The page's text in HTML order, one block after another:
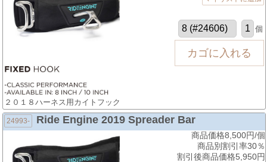
個
２０１８ハーネス用カイトフック
24993- Ride Engine 2019 Spreader Bar
商品価格8,500円/個
商品別割引率30％
割引後商品価格5,950円